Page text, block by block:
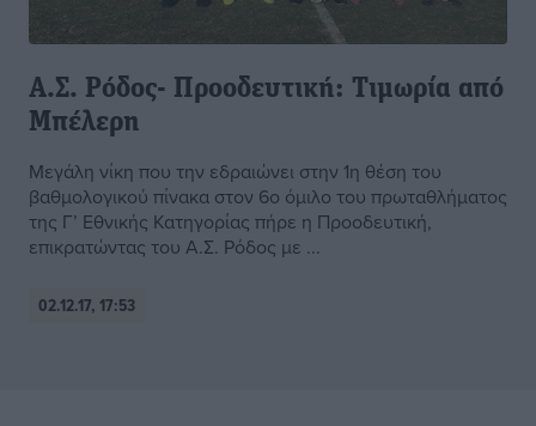
Α.Σ. Ρόδος- Προοδευτική: Τιμωρία από
Μπέλερη
Μεγάλη νίκη που την εδραιώνει στην 1η θέση του
βαθμολογικού πίνακα στον 6ο όμιλο του πρωταθλήματος
της Γ’ Εθνικής Κατηγορίας πήρε η Προοδευτική,
επικρατώντας του Α.Σ. Ρόδος με ...
02.12.17, 17:53